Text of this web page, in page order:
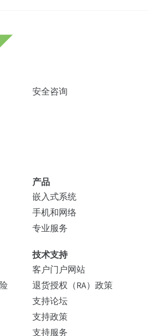
Digi IX40 和 Digi 360
360
LTE-Advanced Pro Cat 19 4x4 和
网、R-232/422/485、GNSS、
功能
n1、n2、n3、n5、n7、n8、
FirstNet®、n18、n20、n25、
、n30、n38、n40、n41、
、n75、n76、n77、n78、
Pro 频段：B1、B2、B3、
B8、B12、B13、B14
、B20、B25、B26、B28、
、B38、B40、B41、B42、
、B66、B71；
、B2、B3、B4、B5、B6、B8、
络研讨会
与
路由
障
施进
本文通过深入研究 10 个使用
案例，探讨IoT 和边缘计算对
企业的变革能力。了解如何...
阅读博客
安全咨询
产品
嵌入式系统
手机和网络
专业服务
技术支持
客户门户网站
退货授权（RA）政策
支持论坛
支持政策
支持服务